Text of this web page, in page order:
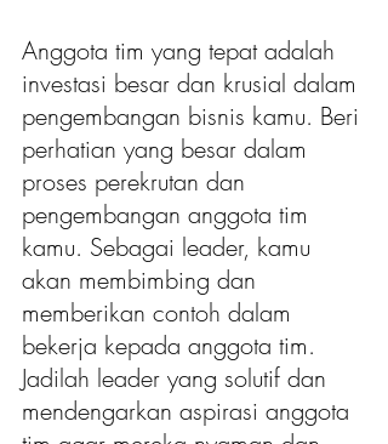
Anggota tim yang tepat adalah
investasi besar dan krusial dalam
pengembangan bisnis kamu. Beri
perhatian yang besar dalam
proses perekrutan dan
pengembangan anggota tim
kamu. Sebagai leader, kamu
akan membimbing dan
memberikan contoh dalam
bekerja kepada anggota tim.
Jadilah leader yang solutif dan
mendengarkan aspirasi anggota